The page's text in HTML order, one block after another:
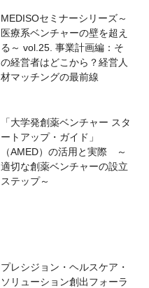
MEDISOセミナーシリーズ～
医療系ベンチャーの壁を超え
る～ vol.25. 事業計画編：そ
の経営者はどこから？経営人
材マッチングの最前線
「大学発創薬ベンチャー スタ
ートアップ・ガイド」
（AMED）の活用と実際 ～
適切な創薬ベンチャーの設立
ステップ～
プレシジョン・ヘルスケア・
ソリューション創出フォーラ